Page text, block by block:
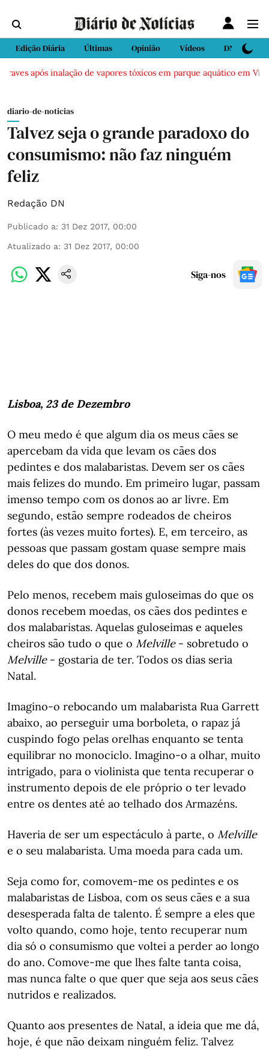
Edição Diária Últimas Opinião Vídeos DN Sport
após inalação de vapores tóxicos em parque aquático em Vieira
diario-de-noticias
Talvez seja o grande paradoxo do
consumismo: não faz ninguém
feliz
Redação DN
Publicado a: 31 Dez 2017, 00:00
Atualizado a: 31 Dez 2017, 00:00
Siga-nos
Lisboa, 23 de Dezembro
O meu medo é que algum dia os meus cães se
apercebam da vida que levam os cães dos
pedintes e dos malabaristas. Devem ser os cães
mais felizes do mundo. Em primeiro lugar, passam
imenso tempo com os donos ao ar livre. Em
segundo, estão sempre rodeados de cheiros
fortes (às vezes muito fortes). E, em terceiro, as
pessoas que passam gostam quase sempre mais
deles do que dos donos.
Pelo menos, recebem mais guloseimas do que os
donos recebem moedas, os cães dos pedintes e
dos malabaristas. Aquelas guloseimas e aqueles
cheiros são tudo o que o Melville- sobretudo o
Melville- gostaria de ter. Todos os dias seria
Natal.
Imagino-o rebocando um malabarista Rua Garrett
abaixo, ao perseguir uma borboleta, o rapaz já
cuspindo fogo pelas orelhas enquanto se tenta
equilibrar no monociclo. Imagino-o a olhar, muito
intrigado, para o violinista que tenta recuperar o
instrumento depois de ele próprio o ter levado
entre os dentes até ao telhado dos Armazéns.
Haveria de ser um espectáculo à parte, o Melville
e o seu malabarista. Uma moeda para cada um.
Seja como for, comovem-me os pedintes e os
malabaristas de Lisboa, com os seus cães e a sua
desesperada falta de talento. É sempre a eles que
volto quando, como hoje, tento recuperar num
dia só o consumismo que voltei a perder ao longo
do ano. Comove-me que lhes falte tanta coisa,
mas nunca falte o que quer que seja aos seus cães
nutridos e realizados.
Quanto aos presentes de Natal, a ideia que me dá,
hoje, é que não deixam ninguém feliz. Talvez